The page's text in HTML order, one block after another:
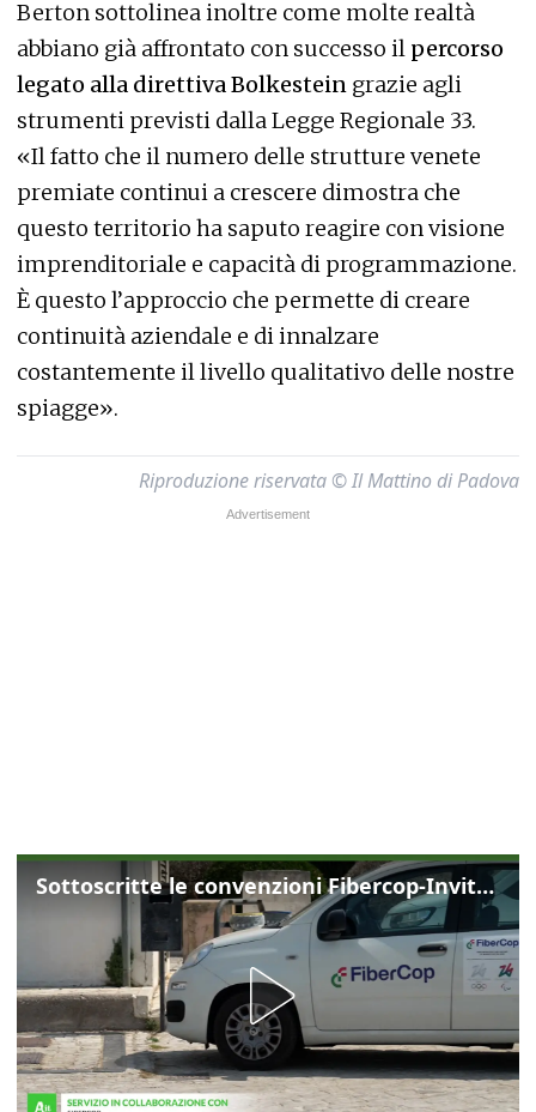
Berton sottolinea inoltre come molte realtà
abbiano già affrontato con successo il percorso
legato alla direttiva Bolkestein grazie agli
strumenti previsti dalla Legge Regionale 33.
«Il fatto che il numero delle strutture venete
premiate continui a crescere dimostra che
questo territorio ha saputo reagire con visione
imprenditoriale e capacità di programmazione.
È questo l’approccio che permette di creare
continuità aziendale e di innalzare
costantemente il livello qualitativo delle nostre
spiagge».
Riproduzione riservata © Il Mattino di Padova
Sottoscritte le convenzioni Fibercop-Invitalia, fibra ottica per 477 mila civici